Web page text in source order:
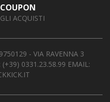
ACQUISTI
- VIA RAVENNA 3
(+39) 0331.23.58.99 EMAIL: